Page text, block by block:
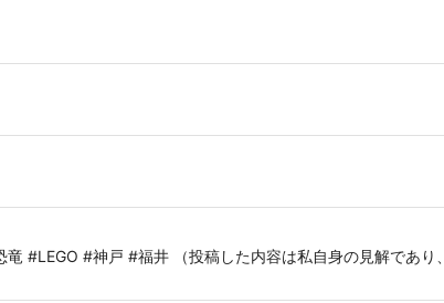
#LEGO #神戸 #福井 （投稿した内容は私自身の見解であり、